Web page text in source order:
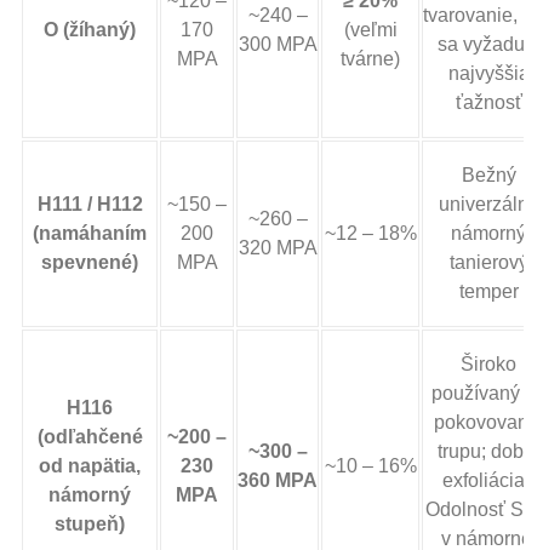
O (žíhaný)
170
MPA
~240 –
300 MPA
(veľmi
tvárne)
tvarovanie,
sa vyžaduje
najvyššia
ťažnosť
H111 / H112
(namáhaním
spevnené)
~150 –
200
MPA
~260 –
320 MPA
~12 – 18%
Bežný
univerzálny
námorný
tanierový
temper
H116
(odľahčené
od napätia,
námorný
stupeň)
~200 –
230
MPA
~300 –
360 MPA
~10 – 16%
Široko
používaný
pokovovanie
trupu; dobrá
exfoliácia /
Odolnosť
v námornej